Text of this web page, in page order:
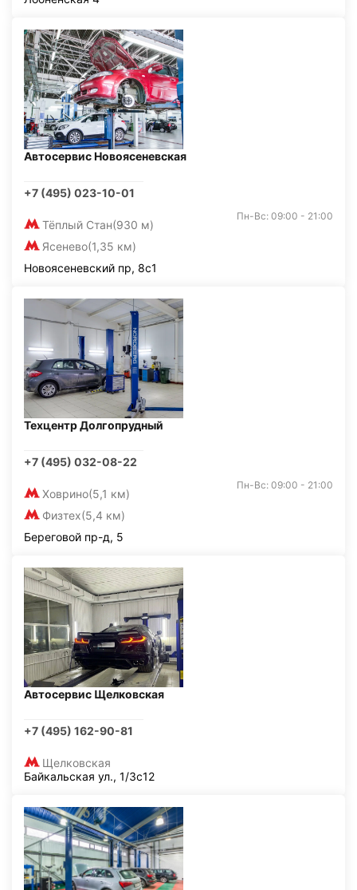
Автосервис Новоясеневская
+7 (495) 023-10-01
Тёплый Стан(930 м)
Ясенево(1,35 км)
Пн-Вс: 09:00 - 21:00
Новоясеневский пр, 8с1
Техцентр Долгопрудный
+7 (495) 032-08-22
Ховрино(5,1 км)
Физтех(5,4 км)
Пн-Вс: 09:00 - 21:00
Береговой пр-д, 5
Автосервис Щелковская
+7 (495) 162-90-81
Щелковская
Байкальская ул., 1/3с12